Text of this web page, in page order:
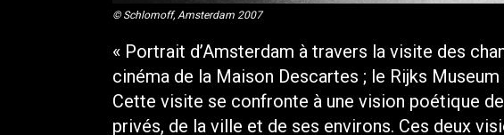
© Schlomoff, Amsterdam 2007
« Portrait d’Amsterdam à travers la visite des
cinéma de la Maison Descartes ; le Rijks
Cette visite se confronte à une vision poétique
privés, de la ville et de ses environs. Ces deux